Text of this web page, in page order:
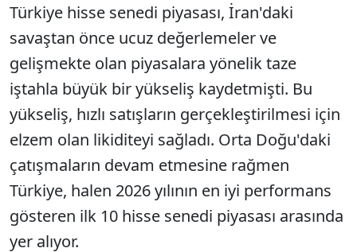
Türkiye hisse senedi piyasası, İran'daki
savaştan önce ucuz değerlemeler ve
gelişmekte olan piyasalara yönelik taze
iştahla büyük bir yükseliş kaydetmişti. Bu
yükseliş, hızlı satışların gerçekleştirilmesi için
elzem olan likiditeyi sağladı. Orta Doğu'daki
çatışmaların devam etmesine rağmen
Türkiye, halen 2026 yılının en iyi performans
gösteren ilk 10 hisse senedi piyasası arasında
yer alıyor.